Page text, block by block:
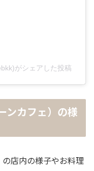
がシェアした投稿
カフェ）の様
店内の様子やお料理